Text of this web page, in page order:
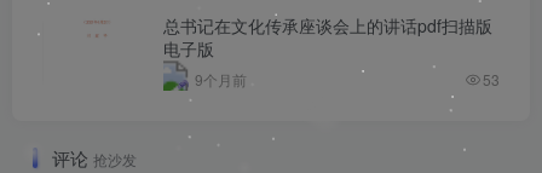
总书记在文化传承座谈会上的讲话pdf扫描版
电子版
9个月前 53
评论 抢沙发